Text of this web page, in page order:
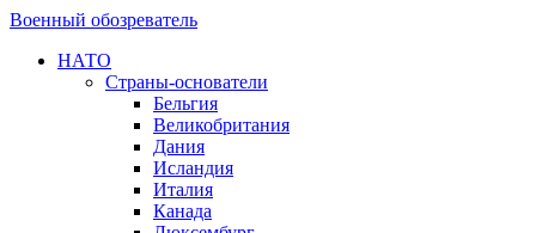
Военный обозреватель
НАТО
Страны-основатели
Бельгия
Великобритания
Дания
Исландия
Италия
Канада